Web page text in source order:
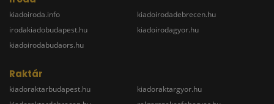
kiadoiroda.info
irodakiadobudapest.hu
kiadoirodabudaors.hu
kiadoirodadebrecen.hu
kiadoirodagyor.hu
Raktár
kiadoraktarbudapest.hu
kiadoraktargyor.hu